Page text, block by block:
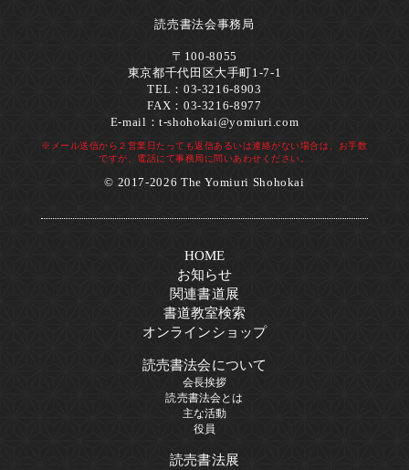
読売書法会事務局
〒100-8055
東京都千代田区大手町1-7-1
TEL：03-3216-8903
FAX：03-3216-8977
E-mail：t-shohokai@yomiuri.com
※メール送信から２営業日たっても返信あるいは連絡がない場合は、お手数
ですが、電話にて事務局に問いあわせください。
© 2017-2026 The Yomiuri Shohokai
HOME
お知らせ
関連書道展
書道教室検索
オンラインショップ
読売書法会について
会長挨拶
読売書法会とは
主な活動
役員
読売書法展